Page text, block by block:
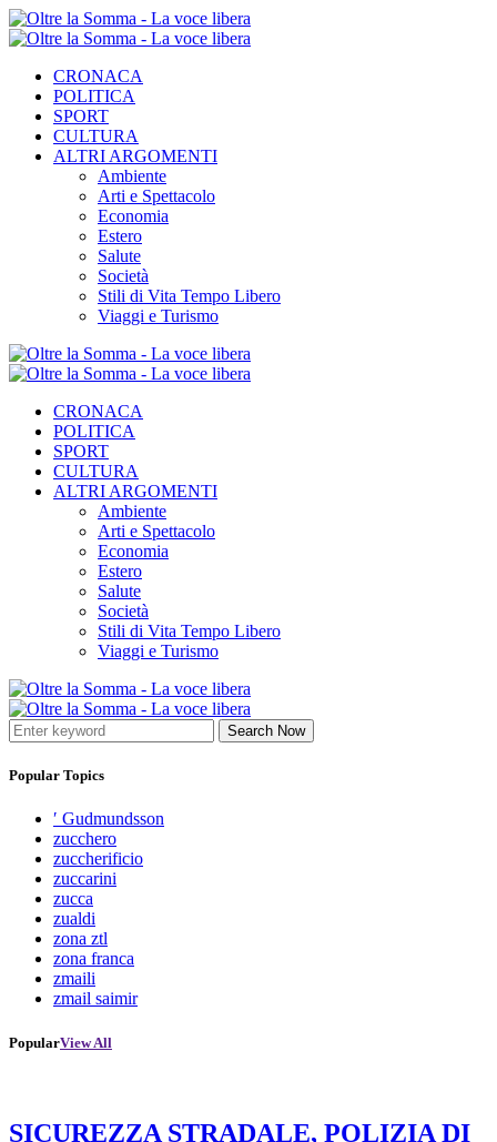
CRONACA
POLITICA
SPORT
CULTURA
ALTRI ARGOMENTI
Ambiente
Arti e Spettacolo
Economia
Estero
Salute
Società
Stili di Vita Tempo Libero
Viaggi e Turismo
CRONACA
POLITICA
SPORT
CULTURA
ALTRI ARGOMENTI
Ambiente
Arti e Spettacolo
Economia
Estero
Salute
Società
Stili di Vita Tempo Libero
Viaggi e Turismo
Search Now
Popular Topics
′ Gudmundsson
zucchero
zuccherificio
zuccarini
zucca
zualdi
zona ztl
zona franca
zmaili
zmail saimir
PopularView All
SICUREZZA STRADALE, POLIZIA DI